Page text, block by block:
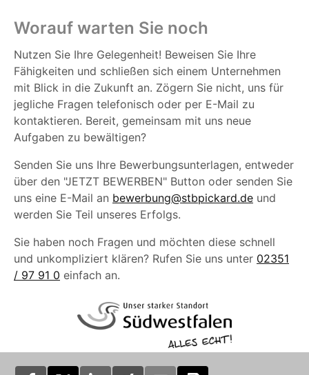
Worauf warten Sie noch
Nutzen Sie Ihre Gelegenheit! Beweisen Sie Ihre
Fähigkeiten und schließen sich einem Unternehmen
mit Blick in die Zukunft an. Zögern Sie nicht, uns für
jegliche Fragen telefonisch oder per E-Mail zu
kontaktieren. Bereit, gemeinsam mit uns neue
Aufgaben zu bewältigen?
Senden Sie uns Ihre Bewerbungsunterlagen, entweder
über den "JETZT BEWERBEN" Button oder senden Sie
uns eine E-Mail an bewerbung@stbpickard.de und
werden Sie Teil unseres Erfolgs.
Sie haben noch Fragen und möchten diese schnell
und unkompliziert klären? Rufen Sie uns unter 02351
/ 97 91 0 einfach an.